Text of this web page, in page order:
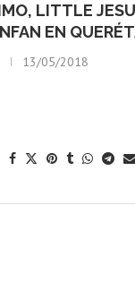
LITTLE
EN
13/05/2018